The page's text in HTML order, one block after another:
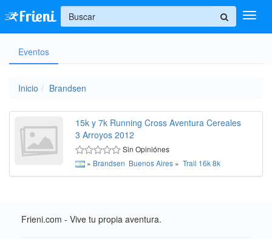
Ingresar
+
Eventos
Inicio Brandsen
15k y 7k Running Cross Aventura Cereales
3 Arroyos 2012
Sin Opiniónes
» Brandsen Buenos Aires » Trail 16k8k
Frieni.com - Vive tu propia aventura.